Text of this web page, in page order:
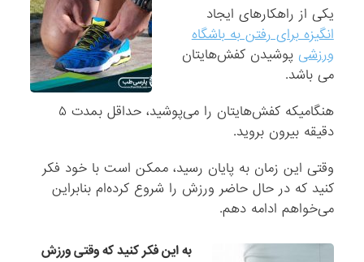
یکی از راهکارهای ایجاد
انگیزه برای رفتن به باشگاه
ورزشی پوشیدن کفش‌هایتان
می باشد.
هنگامیکه کفش‌هایتان را می‌پوشید، حداقل بمدت ۵
دقیقه بیرون بروید.
وقتی این زمان به پایان رسید، ممکن است با خود فکر
کنید که در حال حاضر ورزش را شروع کرده‌ام بنابراین
می‌خواهم ادامه دهم.
به این فکر کنید که وقتی ورزش